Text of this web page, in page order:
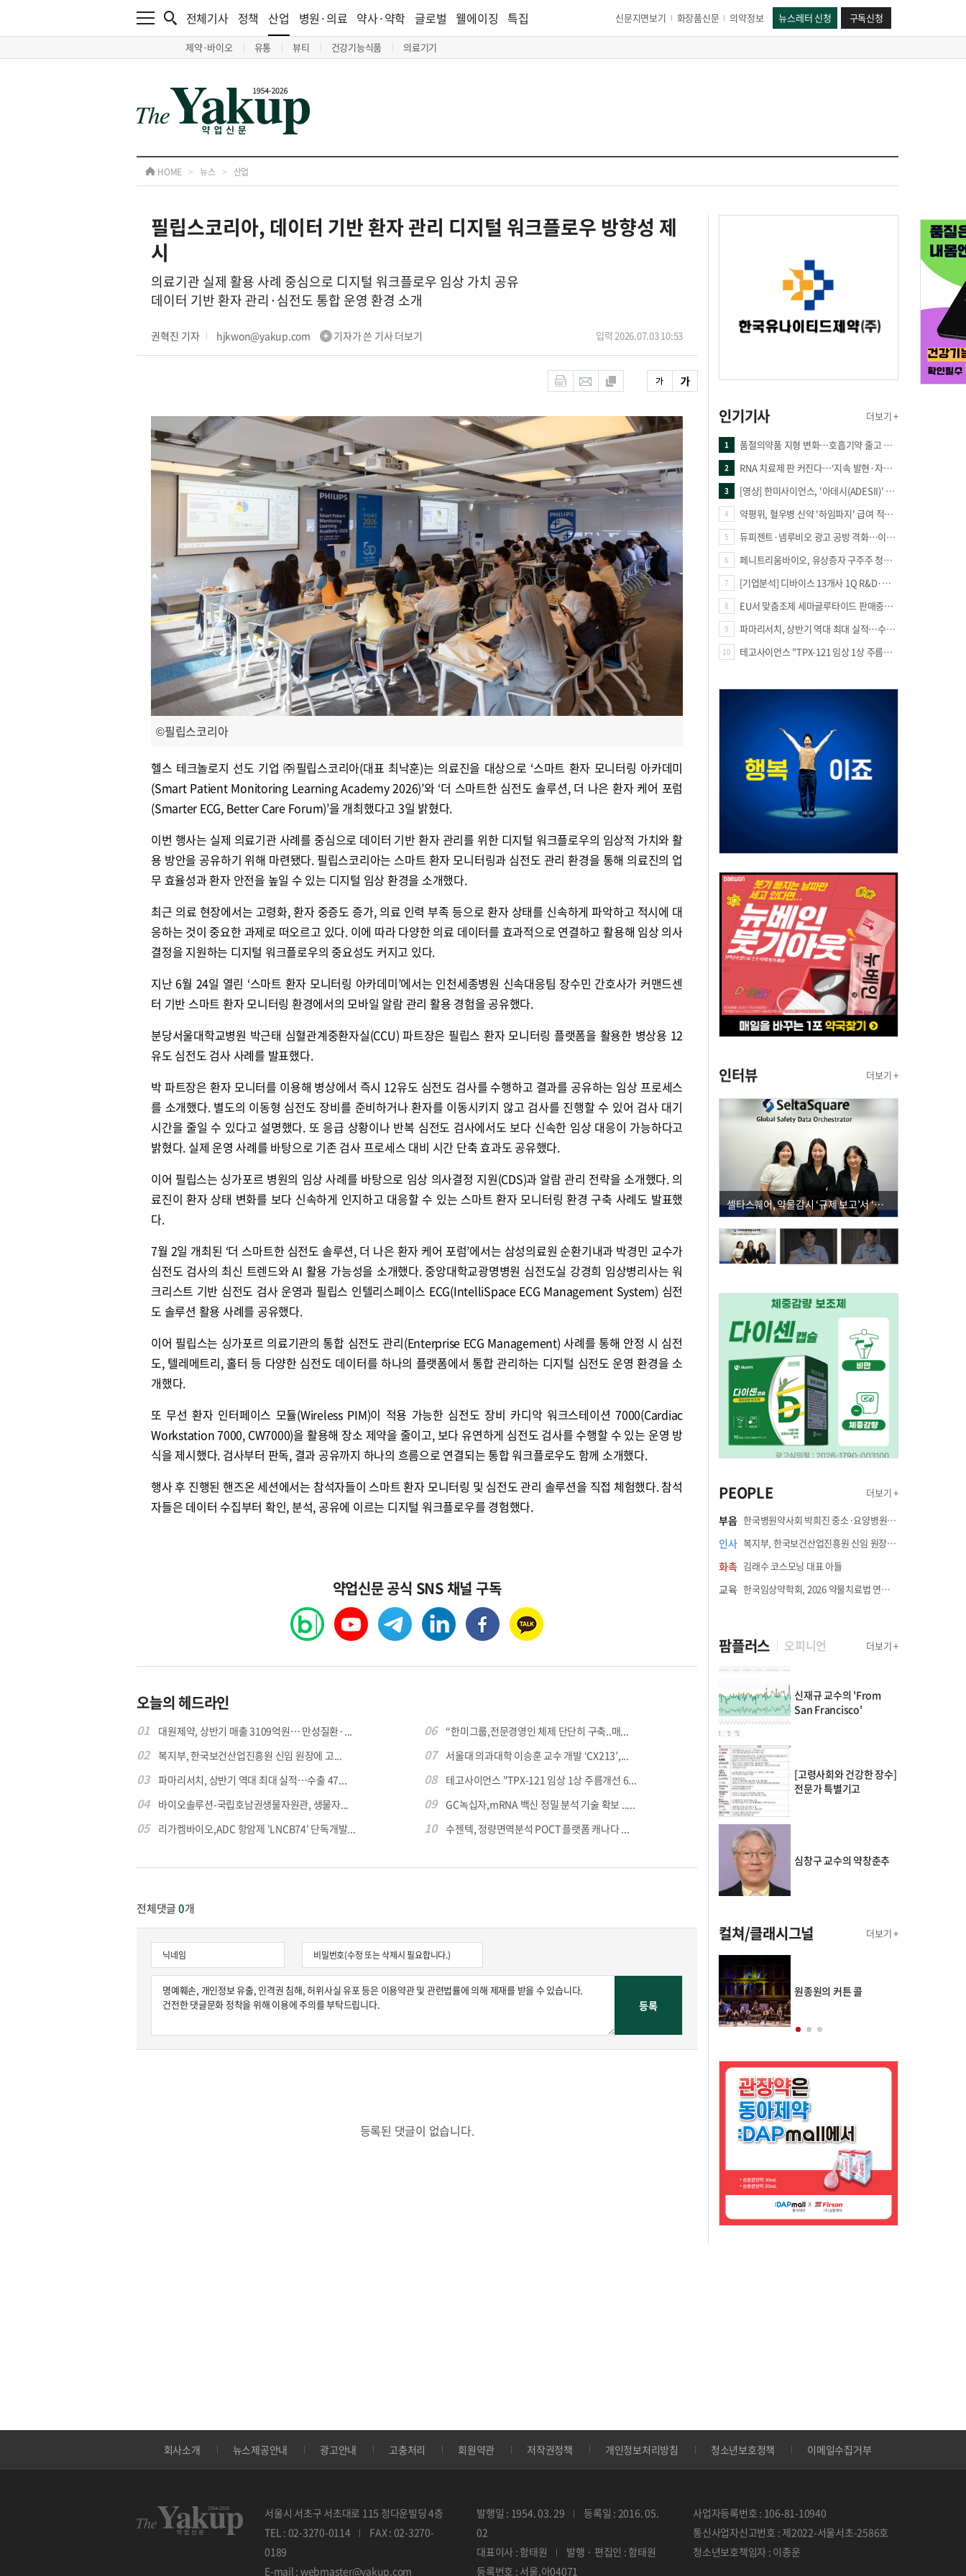
전체기사 정책 산업
제약·바이오 유통 뷰티 건강기능식품 의료기기
병원·의료 약사·약학 글로벌 웰에이징 특집 신문지면보기 화장품신문 의약정보 뉴스레터 신청 구독신청
HOME > 뉴스 > 산업
필립스코리아, 데이터 기반 환자 관리 디지털 워크플로우 방향성 제
시
의료기관 실제 활용 사례 중심으로 디지털 워크플로우 임상 가치 공유
데이터 기반 환자 관리·심전도 통합 운영 환경 소개
권혁진 기자 hjkwon@yakup.com 기자가 쓴 기사 더보기 입력 2026.07.03 10:53
©필립스코리아
헬스 테크놀로지 선도 기업 ㈜필립스코리아(대표 최낙훈)는 의료진을 대상으로 ‘스마트 환자 모니터링 아카데미
(Smart Patient Monitoring Learning Academy 2026)’와 ‘더 스마트한 심전도 솔루션, 더 나은 환자 케어 포럼
(Smarter ECG, Better Care Forum)’을 개최했다고 3일 밝혔다.
이번 행사는 실제 의료기관 사례를 중심으로 데이터 기반 환자 관리를 위한 디지털 워크플로우의 임상적 가치와 활
용 방안을 공유하기 위해 마련됐다. 필립스코리아는 스마트 환자 모니터링과 심전도 관리 환경을 통해 의료진의 업
무 효율성과 환자 안전을 높일 수 있는 디지털 임상 환경을 소개했다.
최근 의료 현장에서는 고령화, 환자 중증도 증가, 의료 인력 부족 등으로 환자 상태를 신속하게 파악하고 적시에 대
응하는 것이 중요한 과제로 떠오르고 있다. 이에 따라 다양한 의료 데이터를 효과적으로 연결하고 활용해 임상 의사
결정을 지원하는 디지털 워크플로우의 중요성도 커지고 있다.
지난 6월 24일 열린 ‘스마트 환자 모니터링 아카데미’에서는 인천세종병원 신속대응팀 장수민 간호사가 커맨드센
터 기반 스마트 환자 모니터링 환경에서의 모바일 알람 관리 활용 경험을 공유했다.
분당서울대학교병원 박근태 심혈관계중환자실(CCU) 파트장은 필립스 환자 모니터링 플랫폼을 활용한 병상용 12
유도 심전도 검사 사례를 발표했다.
박 파트장은 환자 모니터를 이용해 병상에서 즉시 12유도 심전도 검사를 수행하고 결과를 공유하는 임상 프로세스
를 소개했다. 별도의 이동형 심전도 장비를 준비하거나 환자를 이동시키지 않고 검사를 진행할 수 있어 검사 대기
시간을 줄일 수 있다고 설명했다. 또 응급 상황이나 반복 심전도 검사에서도 보다 신속한 임상 대응이 가능하다고
밝혔다. 실제 운영 사례를 바탕으로 기존 검사 프로세스 대비 시간 단축 효과도 공유했다.
이어 필립스는 싱가포르 병원의 임상 사례를 바탕으로 임상 의사결정 지원(CDS)과 알람 관리 전략을 소개했다. 의
료진이 환자 상태 변화를 보다 신속하게 인지하고 대응할 수 있는 스마트 환자 모니터링 환경 구축 사례도 발표했
다.
7월 2일 개최된 ‘더 스마트한 심전도 솔루션, 더 나은 환자 케어 포럼’에서는 삼성의료원 순환기내과 박경민 교수가
심전도 검사의 최신 트렌드와 AI 활용 가능성을 소개했다. 중앙대학교광명병원 심전도실 강경희 임상병리사는 워
크리스트 기반 심전도 검사 운영과 필립스 인텔리스페이스 ECG(IntelliSpace ECG Management System) 심전
도 솔루션 활용 사례를 공유했다.
이어 필립스는 싱가포르 의료기관의 통합 심전도 관리(Enterprise ECG Management) 사례를 통해 안정 시 심전
도, 텔레메트리, 홀터 등 다양한 심전도 데이터를 하나의 플랫폼에서 통합 관리하는 디지털 심전도 운영 환경을 소
개했다.
또 무선 환자 인터페이스 모듈(Wireless PIM)이 적용 가능한 심전도 장비 카디악 워크스테이션 7000(Cardiac
Workstation 7000, CW7000)을 활용해 장소 제약을 줄이고, 보다 유연하게 심전도 검사를 수행할 수 있는 운영 방
식을 제시했다. 검사부터 판독, 결과 공유까지 하나의 흐름으로 연결되는 통합 워크플로우도 함께 소개했다.
행사 후 진행된 핸즈온 세션에서는 참석자들이 스마트 환자 모니터링 및 심전도 관리 솔루션을 직접 체험했다. 참석
자들은 데이터 수집부터 확인, 분석, 공유에 이르는 디지털 워크플로우를 경험했다.
약업신문 공식 SNS 채널 구독
오늘의 헤드라인
01 대원제약, 상반기 매출 3109억원… 만성질환·...
02 복지부, 한국보건산업진흥원 신임 원장에 고...
03 파마리서치, 상반기 역대 최대 실적…수출 47...
04 바이오솔루션-국립호남권생물자원관, 생물자...
05 리가켐바이오,ADC 항암제 'LNCB74' 단독개발...
06 “한미그룹,전문경영인 체제 단단히 구축..매...
07 서울대 의과대학 이승훈 교수 개발 ‘CX213’,...
08 테고사이언스 "TPX-121 임상 1상 주름개선 6...
09 GC녹십자,mRNA 백신 정밀 분석 기술 확보 .....
10 수젠텍, 정량면역분석 POCT 플랫폼 캐나다 ...
전체댓글0개
등록된 댓글이 없습니다.
인기기사 더보기 +
1 품절의약품 지형 변화…호흡기약 줄고 만성질환 복합제 늘었다
2 RNA 치료제 판 커진다…‘지속 발현·자가증폭·단백질 복원’ 경쟁
3 [영상] 한미사이언스, '아데시(ADESII)' 앞세워 더마 시장 판도 바꾼다
4 약평위, 혈우병 신약 '하임파지' 급여 적정성 인정…조건부 통과
5 듀피젠트·넴루비오 광고 공방 격화…이번엔 사노피가 일부 문구 변경
6 페니트리움바이오, 유상증자 구주주 청약률 91.03% 기록
7 [기업분석] 디바이스 13개사 1Q R&D·해외매출 증가
8 EU서 맞춤조제 세마글루타이드 판매중단 판결
9 파마리서치, 상반기 역대 최대 실적…수출 47% 늘며 성장 견인
10 테고사이언스 "TPX-121 임상 1상 주름개선 66.7%·안전성 확보"
인터뷰 더보기 +
셀타스퀘어, 약물감시 ‘규제 보고’서 ‘데이터 의사결정’으로 "PVX 전환 요구 커진다"
PEOPLE 더보기 +
부음 한국병원약사회 박희진 중소·요양병원이사(충청북도 청주의료원 약제팀장) 부친상
인사 복지부, 한국보건산업진흥원 신임 원장에 고상백 교수 임명
화촉 김래수 코스모닝 대표 아들
교육 한국임상약학회, 2026 약물치료법 연수강좌 8월 21일 개최
팜플러스 오피니언 더보기 +
신재규 교수의 'From
San Francisco'
[고령사회와 건강한 장수]
전문가 특별기고
심창구 교수의 약창춘추
컬쳐/클래시그널 더보기 +
원종원의 커튼 콜 안현정의 컬쳐포커스 원종원의 커튼 콜
회사소개 뉴스제공안내 광고안내 고충처리 회원약관 저작권정책 개인정보처리방침 청소년보호정책 이메일수집거부
서울시 서초구 서초대로 115 정다운빌딩 4층
TEL : 02-3270-0114
FAX : 02-3270-
0189
E-mail : webmaster@yakup.com
발행일 : 1954. 03. 29
등록일 : 2016. 05.
02
대표이사 : 함태원
발행 · 편집인 : 함태원
등록번호 : 서울,아04071
사업자등록번호 : 106-81-10940
통신사업자신고번호 : 제2022-서울서초-2586호
청소년보호책임자 : 이종운